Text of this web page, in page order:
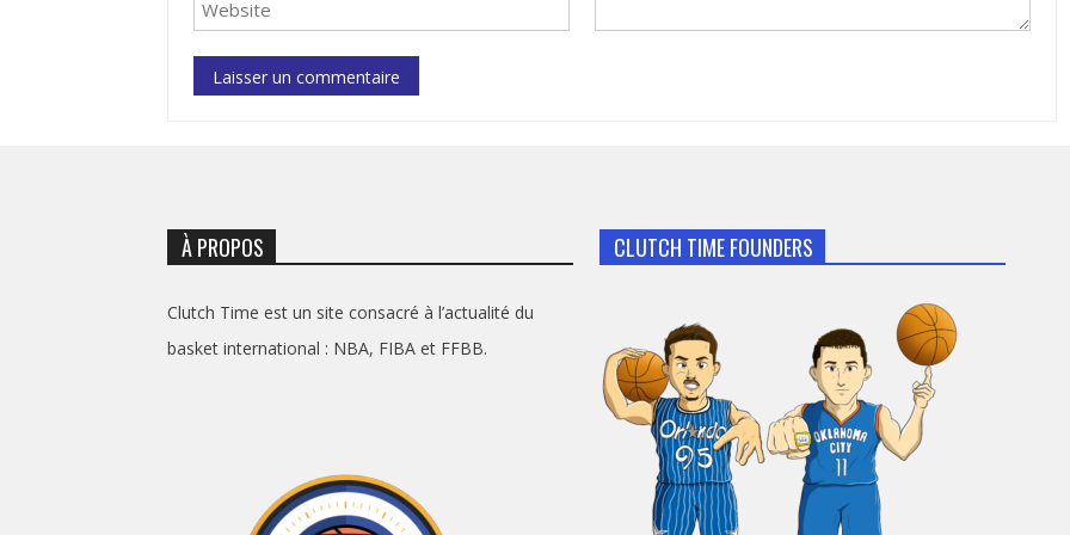
À PROPOS
Clutch Time est un site consacré à l’actualité du
basket international : NBA, FIBA et FFBB.
CLUTCH TIME FOUNDERS